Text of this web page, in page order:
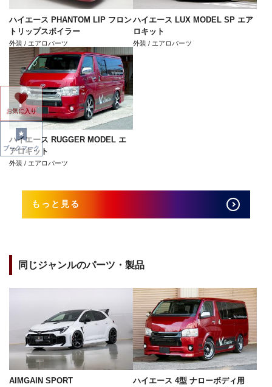
ハイエース PHANTOM LIP フロン
トリップスポイラー
外装 / エアロパーツ
ハイエース LUX MODEL SP エア
ロキット
外装 / エアロパーツ
ハイエース RUGGER MODEL エ
アロキット
外装 / エアロパーツ
もっと見る
同じジャンルのパーツ・製品
AIMGAIN SPORT
ハイエース 4型 ナローボディ用
お気に入り
ブックマーク